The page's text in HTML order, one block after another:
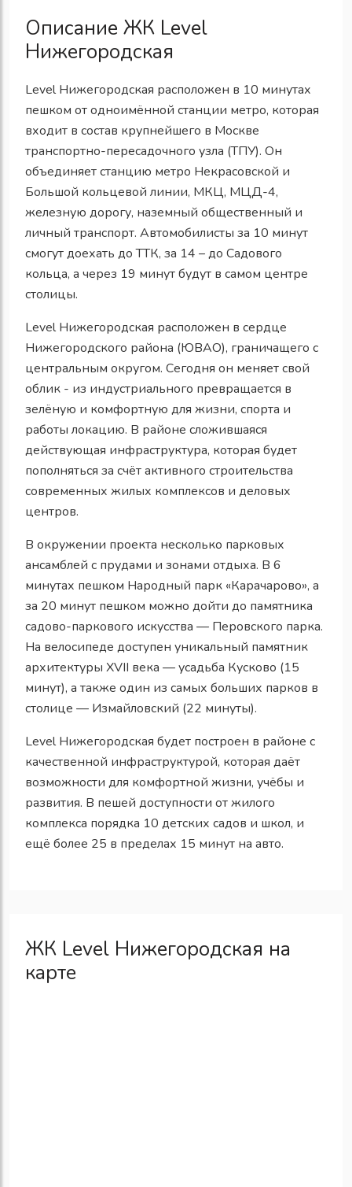
Описание ЖК Level
Нижегородская
Level Нижегородская расположен в 10 минутах
пешком от одноимённой станции метро, которая
входит в состав крупнейшего в Москве
транспортно-пересадочного узла (ТПУ). Он
объединяет станцию метро Некрасовской и
Большой кольцевой линии, МКЦ, МЦД-4,
железную дорогу, наземный общественный и
личный транспорт. Автомобилисты за 10 минут
смогут доехать до ТТК, за 14 – до Садового
кольца, а через 19 минут будут в самом центре
столицы.
Level Нижегородская расположен в сердце
Нижегородского района (ЮВАО), граничащего с
центральным округом. Сегодня он меняет свой
облик - из индустриального превращается в
зелёную и комфортную для жизни, спорта и
работы локацию. В районе сложившаяся
действующая инфраструктура, которая будет
пополняться за счёт активного строительства
современных жилых комплексов и деловых
центров.
В окружении проекта несколько парковых
ансамблей с прудами и зонами отдыха. В 6
минутах пешком Народный парк «Карачарово», а
за 20 минут пешком можно дойти до памятника
садово-паркового искусства — Перовского парка.
На велосипеде доступен уникальный памятник
архитектуры XVII века — усадьба Кусково (15
минут), а также один из самых больших парков в
столице — Измайловский (22 минуты).
Level Нижегородская будет построен в районе с
качественной инфраструктурой, которая даёт
возможности для комфортной жизни, учёбы и
развития. В пешей доступности от жилого
комплекса порядка 10 детских садов и школ, и
ещё более 25 в пределах 15 минут на авто.
ЖК Level Нижегородская на
карте